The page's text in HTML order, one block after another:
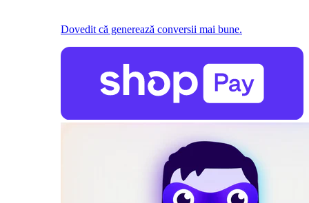
Dovedit că generează conversii mai bune.